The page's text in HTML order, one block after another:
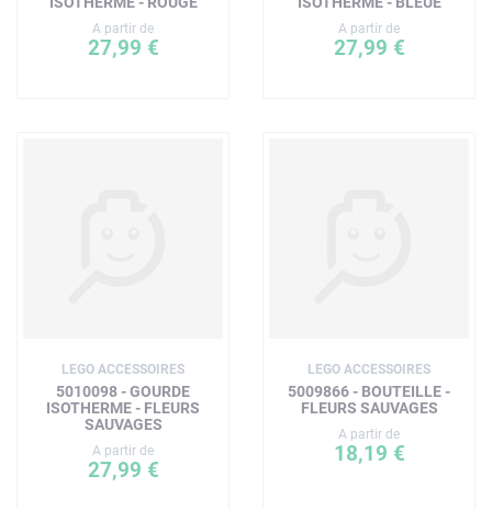
A partir de
27,99 €
A partir de
27,99 €
LEGO ACCESSOIRES
5010098 - GOURDE
ISOTHERME - FLEURS
SAUVAGES
A partir de
27,99 €
LEGO ACCESSOIRES
5009866 - BOUTEILLE -
FLEURS SAUVAGES
A partir de
18,19 €